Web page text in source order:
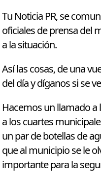
Tu Noticia PR, se
oficiales de prensa del
a la situación.
Así las cosas, de una
del día y díganos si se
Hacemos un llamado
a los cuartes
un par de botellas de
que al municipio se le
importante para la